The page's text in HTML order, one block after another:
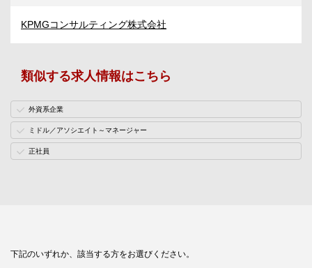
KPMGコンサルティング株式会社
類似する求人情報はこちら
外資系企業
ミドル／アソシエイト～マネージャー
正社員
下記のいずれか、該当する方をお選びください。